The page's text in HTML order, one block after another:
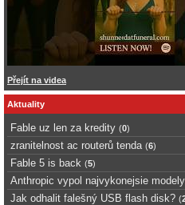
Přejít na videa
Aktuality
Fable uz len za kredity (0)
zranitelnost ac routerů tenda (6)
Fable 5 is back (5)
Anthropic vypol najvykonejsie
Jak odhalit falešný USB flash disk? (